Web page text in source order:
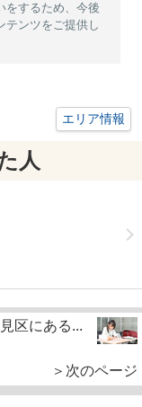
をするため、今後
テンツをご提供し
エリア情報
人
区にある...
＞次のページ